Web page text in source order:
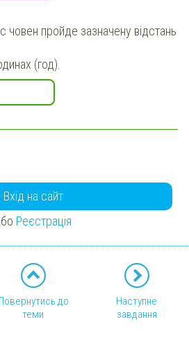
човен пройде зазначену відстань
(год).
Вхід на сайт
Реєстрація
до
теми
Наступне
завдання